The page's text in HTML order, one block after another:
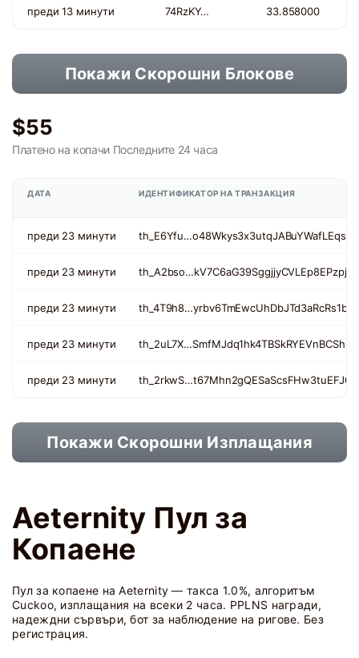
преди 13 минути 74RzKY… 33.858000
Покажи Скорошни Блокове
$55
Платено на копачи Последните 24 часа
ДАТА ИДЕНТИФИКАТОР НА ТРАНЗАКЦИЯ
преди 23 минути
преди 23 минути th_A2bso…kV7C6aG39SggjjyCVLEp8EPzpj2S
преди 23 минути
преди 23 минути
преди 23 минути
Покажи Скорошни Изплащания
Aeternity Пул за
Копаене
Пул за копаене на Aeternity — такса 1.0%, алгоритъм
Cuckoo, изплащания на всеки 2 часа. PPLNS награди,
надеждни сървъри, бот за наблюдение на ригове. Без
регистрация.